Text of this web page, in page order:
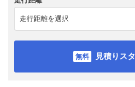
見積りス